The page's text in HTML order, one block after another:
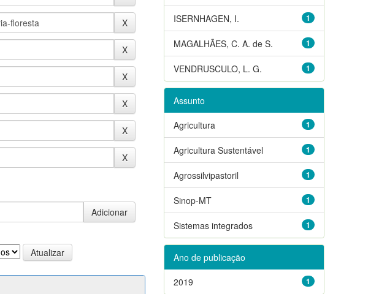
1
ISERNHAGEN, I.
1
MAGALHÃES, C. A. de S.
1
VENDRUSCULO, L. G.
Assunto
1
Agricultura
1
Agricultura Sustentável
1
Agrossilvipastoril
1
Sinop-MT
1
Sistemas integrados
Ano de publicação
1
2019